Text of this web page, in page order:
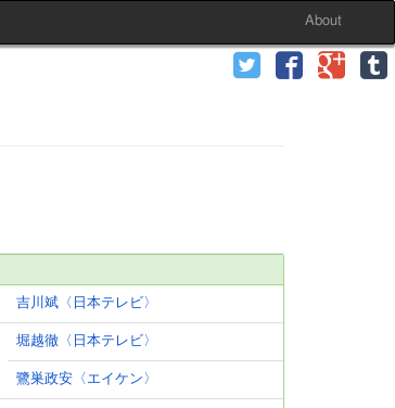
About
吉川斌〈日本テレビ〉
堀越徹〈日本テレビ〉
鷺巣政安〈エイケン〉